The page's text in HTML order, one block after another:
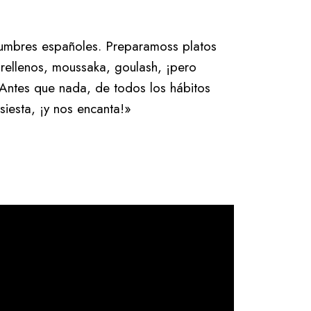
españoles. Preparamoss platos
moussaka, goulash, ¡pero
que nada, de todos los hábitos
¡y nos encanta!»